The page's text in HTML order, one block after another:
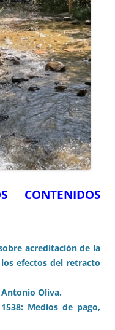
CONTENIDOS
acreditación de la
efectos del retracto
Antonio Oliva.
Medios de pago,